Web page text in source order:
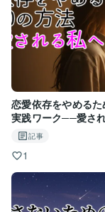
恋愛依存をやめる
実践ワーク──愛さ
わる方法
記事
1